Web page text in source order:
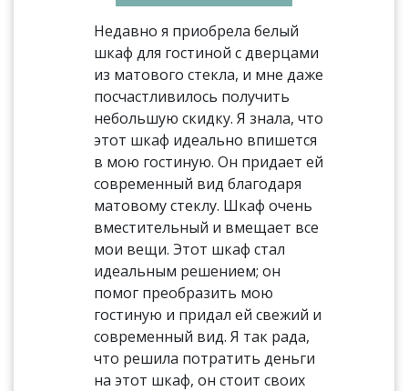
Недавно я приобрела белый
шкаф для гостиной с дверцами
из матового стекла, и мне даже
посчастливилось получить
небольшую скидку. Я знала, что
этот шкаф идеально впишется
в мою гостиную. Он придает ей
современный вид благодаря
матовому стеклу. Шкаф очень
вместительный и вмещает все
мои вещи. Этот шкаф стал
идеальным решением; он
помог преобразить мою
гостиную и придал ей свежий и
современный вид. Я так рада,
что решила потратить деньги
на этот шкаф, он стоит своих